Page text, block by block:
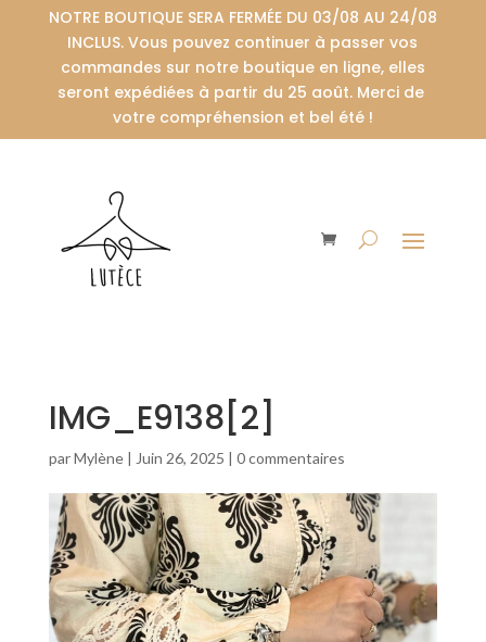
NOTRE BOUTIQUE SERA FERMÉE DU 03/08 AU 24/08
INCLUS. Vous pouvez continuer à passer vos
commandes sur notre boutique en ligne, elles
seront expédiées à partir du 25 août. Merci de
votre compréhension et bel été !
IMG_E9138[2]
parMylène| Juin 26, 2025 | 0 commentaires